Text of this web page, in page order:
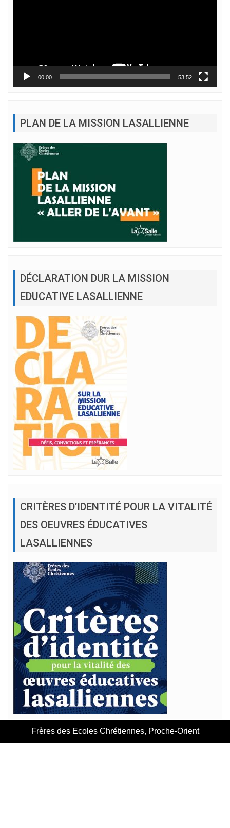
00:00 53:52
PLAN DE LA MISSION LASALLIENNE
DÉCLARATION DUR LA MISSION
EDUCATIVE LASALLIENNE
CRITÈRES D’IDENTITÉ POUR LA VITALITÉ
DES OEUVRES ÉDUCATIVES
LASALLIENNES
Frères des Ecoles Chrétiennes, Proche-Orient